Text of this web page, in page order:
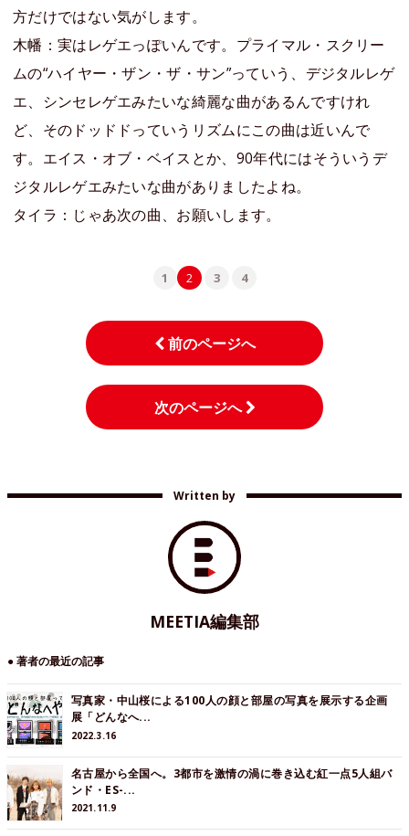
方だけではない気がします。
木幡：実はレゲエっぽいんです。プライマル・スクリー
ムの“ハイヤー・ザン・ザ・サン”っていう、デジタルレゲ
エ、シンセレゲエみたいな綺麗な曲があるんですけれ
ど、そのドッドドっていうリズムにこの曲は近いんで
す。エイス・オブ・ベイスとか、90年代にはそういうデ
ジタルレゲエみたいな曲がありましたよね。
タイラ：じゃあ次の曲、お願いします。
1 2 3 4
前のページへ
次のページへ
Written by
MEETIA編集部
● 著者の最近の記事
写真家・中山桜による100人の顔と部屋の写真を展示する企画
展「どんなへ...
2022.3.16
名古屋から全国へ。3都市を激情の渦に巻き込む紅一点5人組バ
ンド・ES-...
2021.11.9